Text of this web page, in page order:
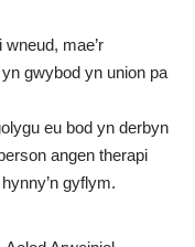
mae’r
gwybod yn union pa
eu bod yn derbyn
angen therapi
gyflym.